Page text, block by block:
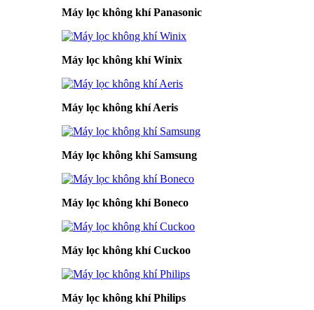
Máy lọc không khí Panasonic
Máy lọc không khí Winix
Máy lọc không khí Aeris
Máy lọc không khí Samsung
Máy lọc không khí Boneco
Máy lọc không khí Cuckoo
Máy lọc không khí Philips